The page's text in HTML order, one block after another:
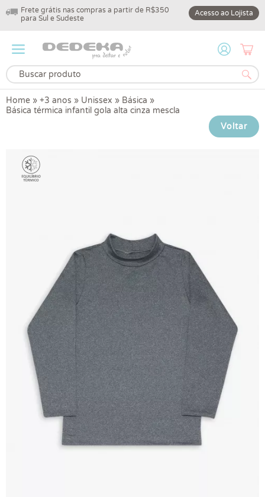
Frete grátis nas compras a partir de R$350
para Sul e Sudeste
10% off na
DEDEKA10
Acesso ao Lojista
Home » +3 anos » Unissex » Básica »
Básica térmica infantil gola alta cinza mescla
Voltar